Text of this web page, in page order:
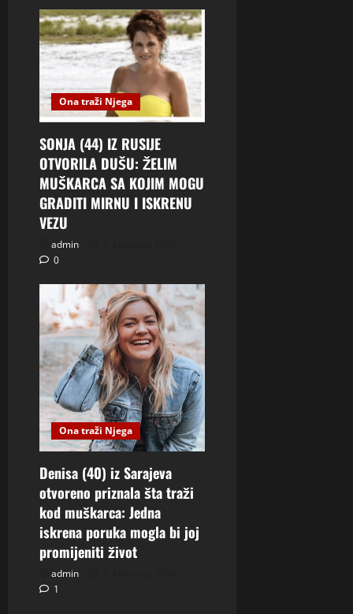
Ona traži Njega
SONJA (44) IZ RUSIJE
OTVORILA DUŠU: ŽELIM
MUŠKARCA SA KOJIM MOGU
GRADITI MIRNU I ISKRENU
VEZU
admin
0
Ona traži Njega
Denisa (40) iz Sarajeva
otvoreno priznala šta traži
kod muškarca: Jedna
iskrena poruka mogla bi joj
promijeniti život
admin
1